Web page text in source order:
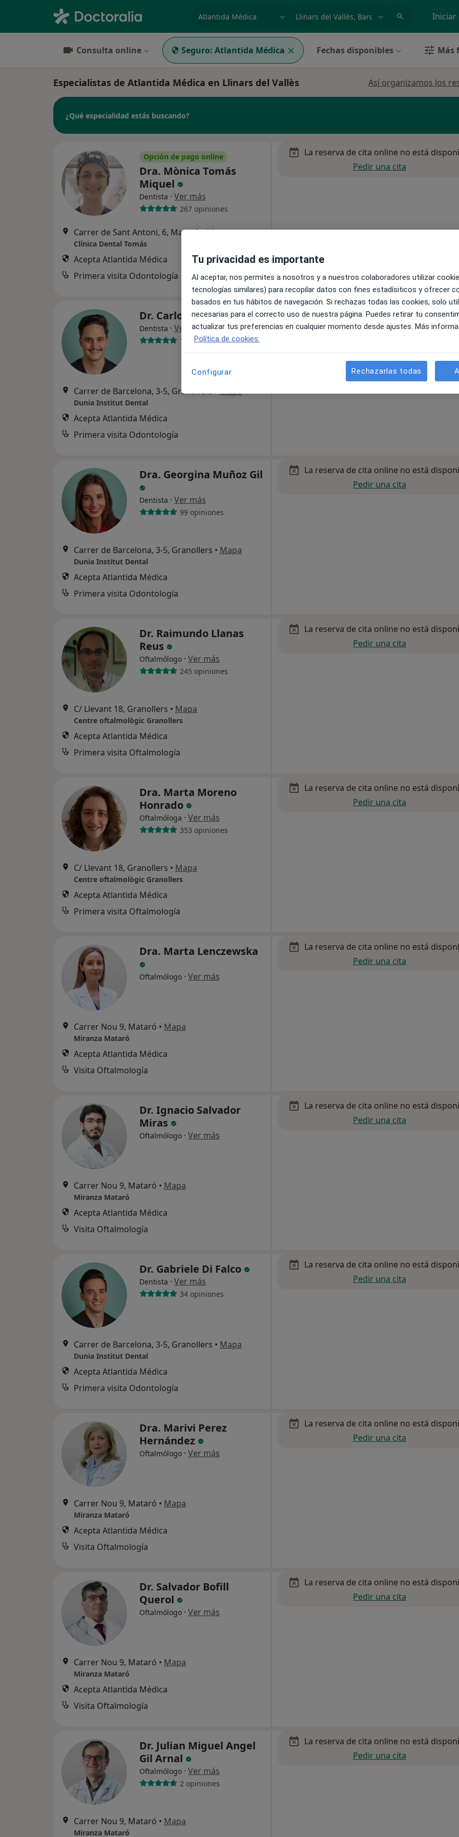
especialidad, enfermedad o nombre Iniciar
Consulta online Seguro: Atlantida Médica Fechas disponibles Más
Especialistas de Atlantida Médica en Llinars del Vallès Así organizamos los
¿Qué especialidad estás buscando?
Opción de pago online
Dra. Mònica Tomás
Miquel
Dentista · Ver más
267 opiniones
Carrer de Sant Antoni, 6, Mataró•Mapa
Clínica Dental Tomás
Acepta Atlantida Médica
Primera visita Odontología
La reserva de cita online no está
Pedir una cita
Dr. Carlo Di Falco
Dentista · Ver más
101 opiniones
Carrer de Barcelona, 3-5, Granollers•Mapa
Dunia Institut Dental
Acepta Atlantida Médica
Primera visita Odontología
La reserva de cita online no está
Pedir una cita
Dra. Georgina Muñoz Gil
Dentista · Ver más
99 opiniones
Carrer de Barcelona, 3-5, Granollers • Mapa
Dunia Institut Dental
Acepta Atlantida Médica
Primera visita Odontología
La reserva de cita online no está
Pedir una cita
Dr. Raimundo Llanas
Reus
Oftalmólogo · Ver más
245 opiniones
C/ Llevant 18, Granollers • Mapa
Centre oftalmològic Granollers
Acepta Atlantida Médica
Primera visita Oftalmología
La reserva de cita online no está
Pedir una cita
Dra. Marta Moreno
Honrado
Oftalmóloga · Ver más
353 opiniones
C/ Llevant 18, Granollers • Mapa
Centre oftalmològic Granollers
Acepta Atlantida Médica
Primera visita Oftalmología
La reserva de cita online no está
Pedir una cita
Dra. Marta Lenczewska
Oftalmólogo · Ver más
Carrer Nou 9, Mataró • Mapa
Miranza Mataró
Acepta Atlantida Médica
Visita Oftalmología
La reserva de cita online no está
Pedir una cita
Dr. Ignacio Salvador
Miras
Oftalmólogo · Ver más
Carrer Nou 9, Mataró • Mapa
Miranza Mataró
Acepta Atlantida Médica
Visita Oftalmología
La reserva de cita online no está
Pedir una cita
Dr. Gabriele Di Falco
Dentista · Ver más
34 opiniones
Carrer de Barcelona, 3-5, Granollers • Mapa
Dunia Institut Dental
Acepta Atlantida Médica
Primera visita Odontología
La reserva de cita online no está
Pedir una cita
Dra. Marivi Perez
Hernández
Oftalmólogo · Ver más
Carrer Nou 9, Mataró • Mapa
Miranza Mataró
Acepta Atlantida Médica
Visita Oftalmología
La reserva de cita online no está
Pedir una cita
Dr. Salvador Bofill
Querol
Oftalmólogo · Ver más
Carrer Nou 9, Mataró • Mapa
Miranza Mataró
Acepta Atlantida Médica
Visita Oftalmología
La reserva de cita online no está
Pedir una cita
Dr. Julian Miguel Angel
Gil Arnal
Oftalmólogo · Ver más
2 opiniones
Carrer Nou 9, Mataró • Mapa
Miranza Mataró
La reserva de cita online no está
Pedir una cita
Tu privacidad es importante
Al aceptar, nos permites a nosotros y a nuestros colaboradores utilizar
tecnologías similares) para recopilar datos con fines estadísiticos y ofrecer
basados en tus hábitos de navegación. Si rechazas todas las cookies, solo
necesarias para el correcto uso de nuestra página. Puedes retirar tu
actualizar tus preferencias en cualquier momento desde ajustes. Más
Política de cookies.
Configurar Rechazarlas todas